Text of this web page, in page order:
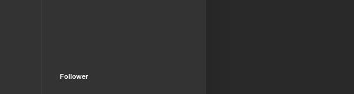
Follower